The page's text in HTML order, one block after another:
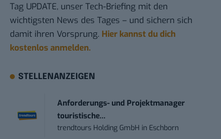
Tag UPDATE, unser Tech-Briefing mit den
wichtigsten News des Tages – und sichern sich
damit ihren Vorsprung. Hier kannst du dich
kostenlos anmelden.
STELLENANZEIGEN
Anforderungs- und Projektmanager
touristische...
trendtours Holding GmbH in Eschborn